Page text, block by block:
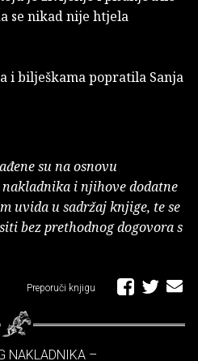
se nikad nije htjela
i bilješkama popratila Sanja
su na osnovu
i njihove dodatne
uvida u sadržaj knjige, te se
bez prethodnog dogovora s
Preporuči knjigu
NAKLADNIKA –